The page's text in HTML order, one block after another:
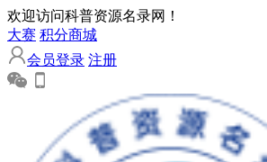
欢迎访问科普资源名录网！
大赛 积分商城
会员登录 注册